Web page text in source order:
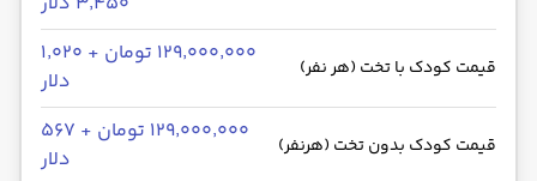
قیمت کودک با تخت (هر نفر)
۱۲۹٬۰۰۰٬۰۰۰ تومان + ۱٬۰۲۰
دلار
قیمت کودک بدون تخت (هرنفر)
۱۲۹٬۰۰۰٬۰۰۰ تومان + ۵۶۷
دلار